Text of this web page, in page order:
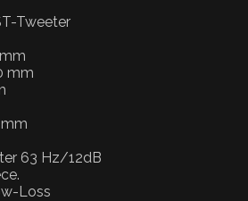
Tweeter
mm
63 Hz/12dB
Loss